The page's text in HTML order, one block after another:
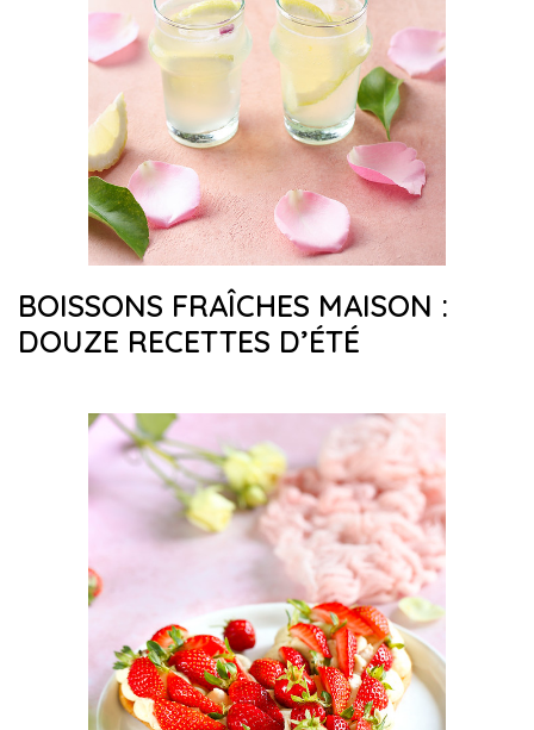
BOISSONS FRAÎCHES MAISON :
DOUZE RECETTES D’ÉTÉ